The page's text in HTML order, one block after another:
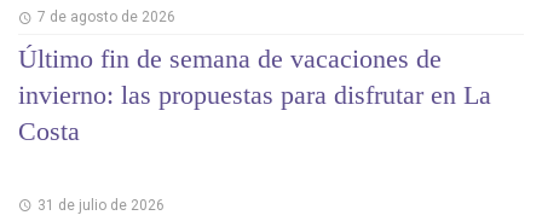
7 de agosto de 2026
Último fin de semana de vacaciones de
invierno: las propuestas para disfrutar en La
Costa
31 de julio de 2026